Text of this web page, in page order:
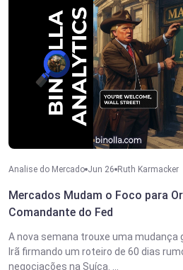
Analise do Mercado Jun 26 Ruth Karmacker
Mercados Mudam o Foco para
Comandante do Fed
A nova semana trouxe uma mudança
Irã firmando um roteiro de 60 dias
negociações na Suíça. ...